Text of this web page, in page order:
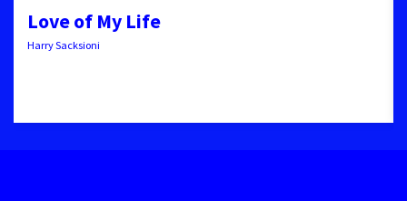
Love of My Life
Harry Sacksioni